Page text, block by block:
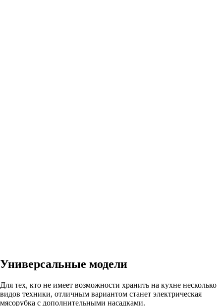
Универсальные модели
Для тех, кто не имеет возможности хранить на кухне несколько
видов техники, отличным вариантом станет электрическая
мясорубка с дополнительными насадками.